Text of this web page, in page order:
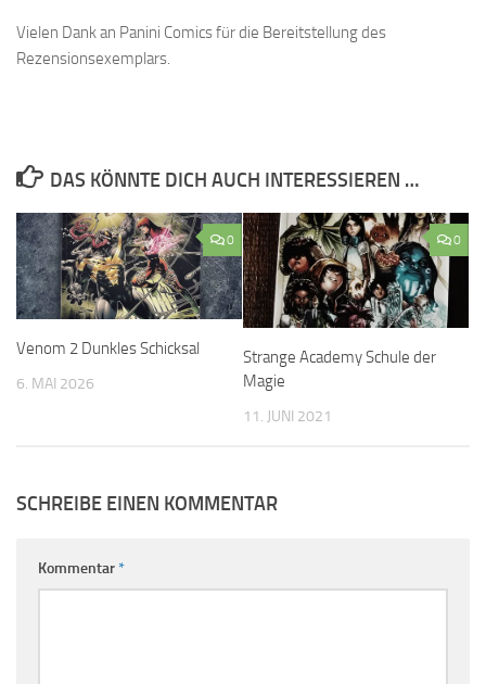
Vielen Dank an Panini Comics für die Bereitstellung des
Rezensionsexemplars.
DAS KÖNNTE DICH AUCH INTERESSIEREN …
0
Venom 2 Dunkles Schicksal
6. MAI 2026
0
Strange Academy Schule der
Magie
11. JUNI 2021
SCHREIBE EINEN KOMMENTAR
Kommentar*